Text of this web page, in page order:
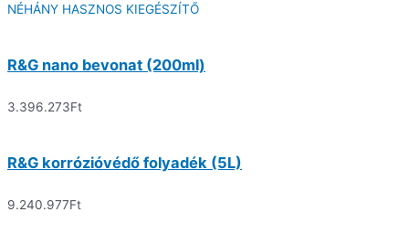
NÉHÁNY HASZNOS KIEGÉSZÍTŐ
R&G nano bevonat (200ml)
3.396.273Ft
R&G korrózióvédő folyadék (5L)
9.240.977Ft